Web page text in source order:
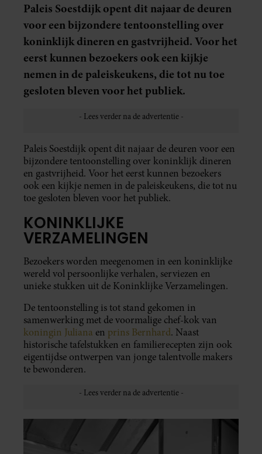
Paleis Soestdijk opent dit najaar de deuren
voor een bijzondere tentoonstelling over
koninklijk dineren en gastvrijheid. Voor het
eerst kunnen bezoekers ook een kijkje
nemen in de paleiskeukens, die tot nu toe
gesloten bleven voor het publiek.
Paleis Soestdijk opent dit najaar de deuren voor een
bijzondere tentoonstelling over koninklijk dineren
en gastvrijheid. Voor het eerst kunnen bezoekers
ook een kijkje nemen in de paleiskeukens, die tot nu
toe gesloten bleven voor het publiek.
KONINKLIJKE
VERZAMELINGEN
Bezoekers worden meegenomen in een koninklijke
wereld vol persoonlijke verhalen, serviezen en
unieke stukken uit de Koninklijke Verzamelingen.
De tentoonstelling is tot stand gekomen in
samenwerking met de voormalige chef-kok van
koningin Juliana en prins Bernhard. Naast
historische tafelstukken en familierecepten zijn ook
eigentijdse ontwerpen van jonge talentvolle makers
te bewonderen.